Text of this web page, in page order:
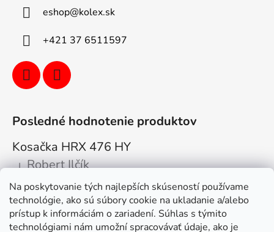
Na poskytovanie tých najlepších skúseností používame
technológie, ako sú súbory cookie na ukladanie a/alebo
prístup k informáciám o zariadení. Súhlas s týmito
technológiami nám umožní spracovávať údaje, ako je
eshop@kolex.sk
+421 37 6511597
Posledné hodnotenie produktov
Kosačka HRX 476 HY
Hodnotenie produktu je 5 z 5 hviezdičiek.
| Robert Ilčík
Super. Odporúčam
Facebook